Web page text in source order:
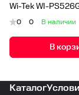
Wi-Tek WI-
0 0 В наличии
В
Каталог